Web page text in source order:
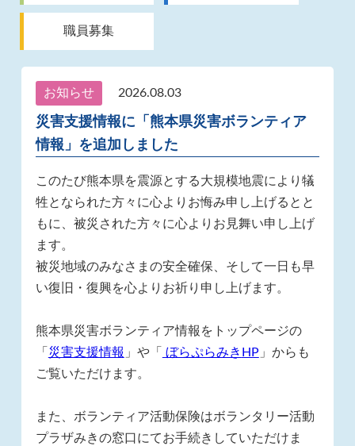
職員募集
お知らせ 2026.08.03
災害支援情報に「熊本県災害ボランティア
情報」を追加しました
このたび熊本県を震源とする大規模地震により犠
牲となられた方々に心よりお悔み申し上げるとと
もに、被災された方々に心よりお見舞い申し上げ
ます。
被災地域のみなさまの安全確保、そして一日も早
い復旧・復興を心よりお祈り申し上げます。
熊本県災害ボランティア情報をトップページの
「 災害支援情報 」や「 ぼらぷらみき HP」からも
ご覧いただけます。
また、ボランティア活動保険はボランタリー活動
プラザみきの窓口にてお手続きしていただけま